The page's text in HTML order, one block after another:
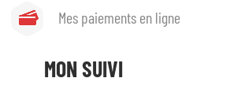
Mes
Mes paiements en ligne
MON SUIVI